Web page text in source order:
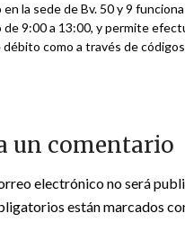
la sede de Bv. 50 y 9
de 9:00 a 13:00, y permite
como a través de
un comentario
electrónico no será
están marcados